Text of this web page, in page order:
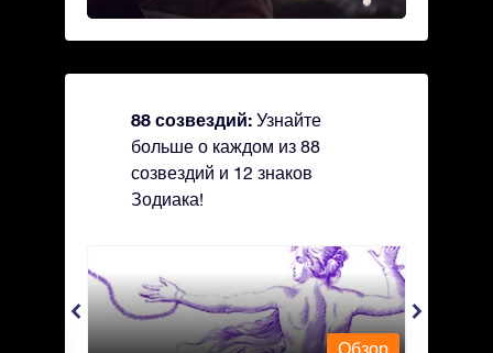
88 созвездий: Узнайте
больше о каждом из 88
созвездий и 12 знаков
Зодиака!
Andromeda - Андромеда
Обзор